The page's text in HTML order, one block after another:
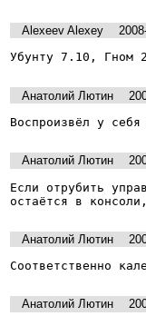
Alexeev Alexey
Убунту 7.10, Гном
Анатолий Лютин
Воспроизвёл у
Анатолий Лютин
Если отрубить
остаётся в
Анатолий Лютин
Соответственно
Анатолий Лютин